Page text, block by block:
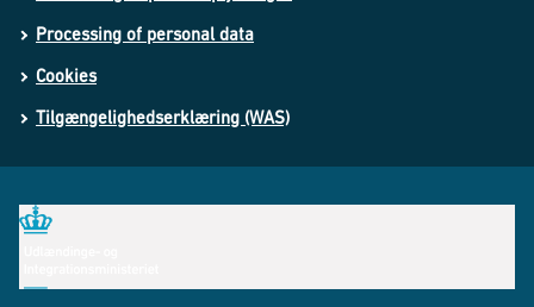
Processing of personal data
Cookies
Tilgængelighedserklæring (WAS)